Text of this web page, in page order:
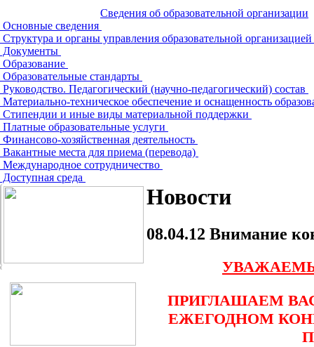
Сведения об образовательной организации
Основные сведения
Структура и органы управления образовательной организацией
Документы
Образование
Образовательные стандарты
Руководство. Педагогический (научно-педагогический) состав
Материально-техническое обеспечение и оснащенность
Стипендии и иные виды материальной поддержки
Платные образовательные услуги
Финансово-хозяйственная деятельность
Вакантные места для приема (перевода)
Международное сотрудничество
Доступная среда
Новости
08.04.12 Внимание
ПРИГЛАШАЕМ
ЕЖЕГОДНОМ